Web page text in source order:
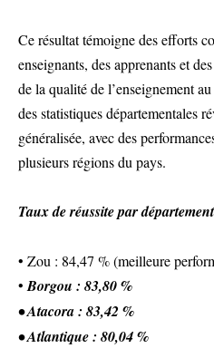
Ce résultat témoigne des efforts
enseignants, des apprenants et
de la qualité de l’enseignement
des statistiques départementales
généralisée, avec des
plusieurs régions du pays.
Taux de réussite par
• Zou : 84,47 % (meilleure
• Borgou : 83,80 %
• Atacora : 83,42 %
• Atlantique : 80,04 %